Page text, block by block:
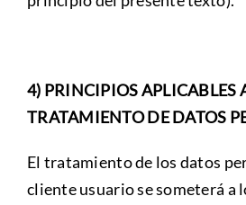
4) PRINCIPIOS APLICABLES
TRATAMIENTO DE DATOS
El tratamiento de los datos
cliente usuario se someterá a